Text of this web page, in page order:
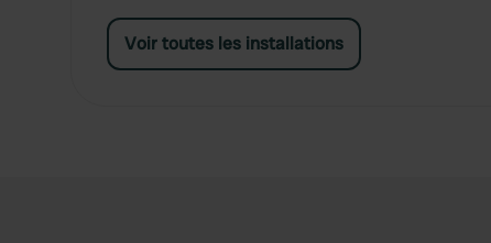
Voir toutes les installations